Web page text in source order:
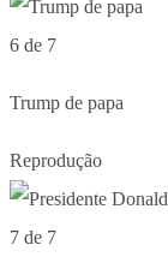
6 de 7
Trump de papa
Reprodução
7 de 7